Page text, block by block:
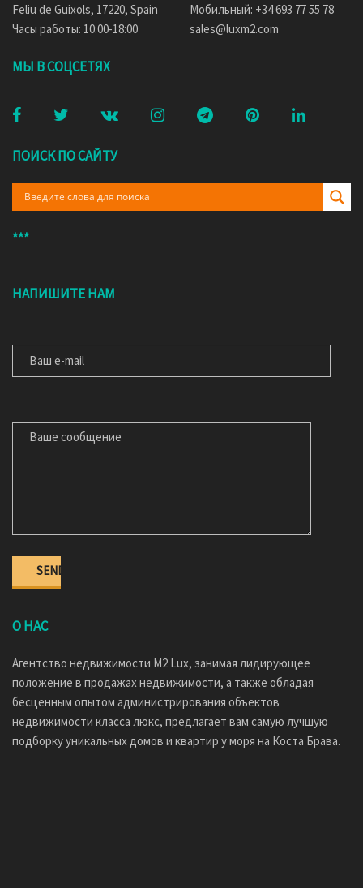
Feliu de Guixols, 17220, Spain
Часы работы: 10:00-18:00
Мобильный: +34 693 77 55 78
sales@luxm2.com
МЫ В СОЦСЕТЯХ
ПОИСК ПО САЙТУ
***
НАПИШИТЕ НАМ
О НАС
Агентство недвижимости M2 Lux, занимая лидирующее
положение в продажах недвижимости, а также обладая
бесценным опытом администрирования объектов
недвижимости класса люкс, предлагает вам самую лучшую
подборку уникальных домов и квартир у моря на Коста Брава.